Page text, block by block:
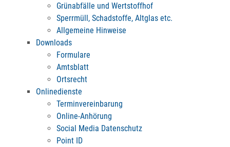
Grünabfälle und Wertstoffhof
Sperrmüll, Schadstoffe, Altglas etc.
Allgemeine Hinweise
Downloads
Formulare
Amtsblatt
Ortsrecht
Onlinedienste
Terminvereinbarung
Online-Anhörung
Social Media Datenschutz
Point ID